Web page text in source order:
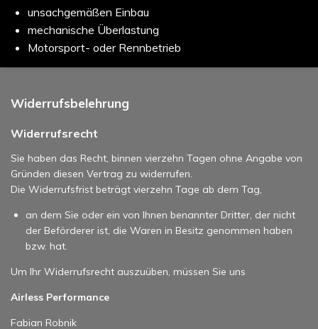
unsachgemäßen Einbau
mechanische Überlastung
Motorsport- oder Rennbetrieb
Widerrufsbelehrung
Widerrufsrecht
Sie haben das Recht, binnen vierzehn Tagen ohne Angabe von
Gründen diesen Vertrag zu widerrufen.
Die Widerrufsfrist beträgt vierzehn Tage ab dem Tag,
an dem Sie oder ein von Ihnen benannter Dritter, der nicht
der Beförderer ist, die Waren in Besitz genommen haben
bzw. hat.
Um Ihr Widerrufsrecht auszuüben, müssen Sie uns
Airless Performance
Fabian Robnik